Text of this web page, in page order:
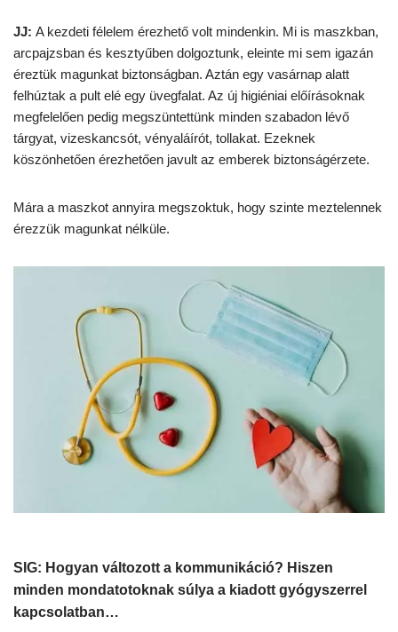
JJ: A kezdeti félelem érezhető volt mindenkin. Mi is maszkban,
arcpajzsban és kesztyűben dolgoztunk, eleinte mi sem igazán
éreztük magunkat biztonságban. Aztán egy vasárnap alatt
felhúztak a pult elé egy üvegfalat. Az új higiéniai előírásoknak
megfelelően pedig megszüntettünk minden szabadon lévő
tárgyat, vizeskancsót, vényaláírót, tollakat. Ezeknek
köszönhetően érezhetően javult az emberek biztonságérzete.
Mára a maszkot annyira megszoktuk, hogy szinte meztelennek
érezzük magunkat nélküle.
SIG: Hogyan változott a kommunikáció? Hiszen
minden mondatotoknak súlya a kiadott gyógyszerrel
kapcsolatban…